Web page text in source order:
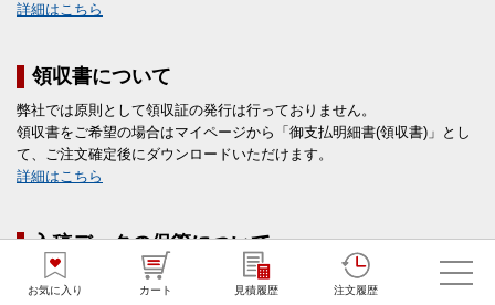
お気に入り カート 見積履歴 注文履歴
詳細はこちら
領収書について
弊社では原則として領収証の発行は行っておりません。
領収書をご希望の場合はマイページから「御支払明細書(領収書)」とし
て、ご注文確定後にダウンロードいただけます。
詳細はこちら
入稿データの保管について
注文の際にご入稿いただいたデータは、弊社にて1年間保管させていた
だきます。その期間内で増刷・再注文をする際、データ入稿手続きは不